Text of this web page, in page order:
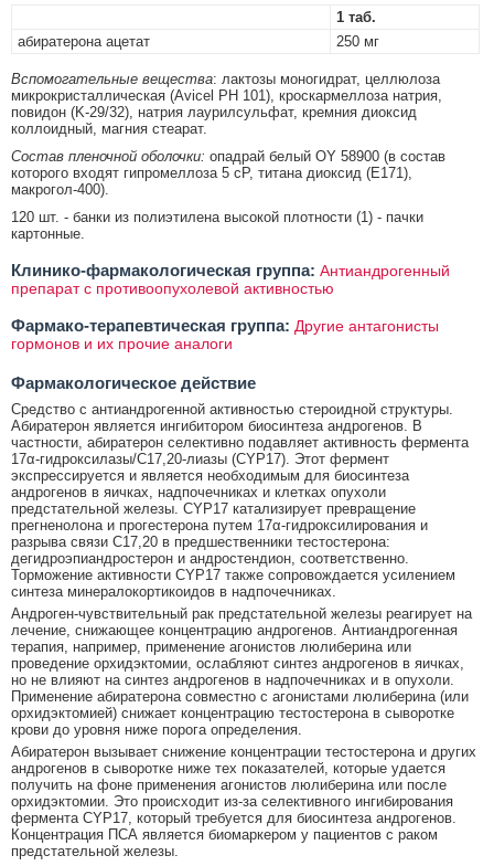
1 таб.
абиратерона ацетат
250 мг
Вспомогательные вещества: лактозы моногидрат, целлюлоза
микрокристаллическая (Avicel PH 101), кроскармеллоза натрия,
повидон (K-29/32), натрия лаурилсульфат, кремния диоксид
коллоидный, магния стеарат.
Состав пленочной оболочки: опадрай белый OY 58900 (в состав
которого входят гипромеллоза 5 cP, титана диоксид (Е171),
макрогол-400).
120 шт. - банки из полиэтилена высокой плотности (1) - пачки
картонные.
Клинико-фармакологическая группа: Антиандрогенный
препарат с противоопухолевой активностью
Фармако-терапевтическая группа: Другие антагонисты
гормонов и их прочие аналоги
Фармакологическое действие
Средство с антиандрогенной активностью стероидной структуры.
Абиратерон является ингибитором биосинтеза андрогенов. В
частности, абиратерон селективно подавляет активность фермента
17α-гидроксилазы/С17,20-лиазы (CYP17). Этот фермент
экспрессируется и является необходимым для биосинтеза
андрогенов в яичках, надпочечниках и клетках опухоли
предстательной железы. CYP17 катализирует превращение
прегненолона и прогестерона путем 17α-гидроксилирования и
разрыва связи С17,20 в предшественники тестостерона:
дегидроэпиандростерон и андростендион, соответственно.
Торможение активности CYP17 также сопровождается усилением
синтеза минералокортикоидов в надпочечниках.
Андроген-чувствительный рак предстательной железы реагирует на
лечение, снижающее концентрацию андрогенов. Антиандрогенная
терапия, например, применение агонистов люлиберина или
проведение орхидэктомии, ослабляют синтез андрогенов в яичках,
но не влияют на синтез андрогенов в надпочечниках и в опухоли.
Применение абиратерона совместно с агонистами люлиберина (или
орхидэктомией) снижает концентрацию тестостерона в сыворотке
крови до уровня ниже порога определения.
Абиратерон вызывает снижение концентрации тестостерона и других
андрогенов в сыворотке ниже тех показателей, которые удается
получить на фоне применения агонистов люлиберина или после
орхидэктомии. Это происходит из-за селективного ингибирования
фермента CYP17, который требуется для биосинтеза андрогенов.
Концентрация ПСА является биомаркером у пациентов с раком
предстательной железы.